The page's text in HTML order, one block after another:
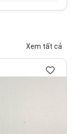
Xem tất cả